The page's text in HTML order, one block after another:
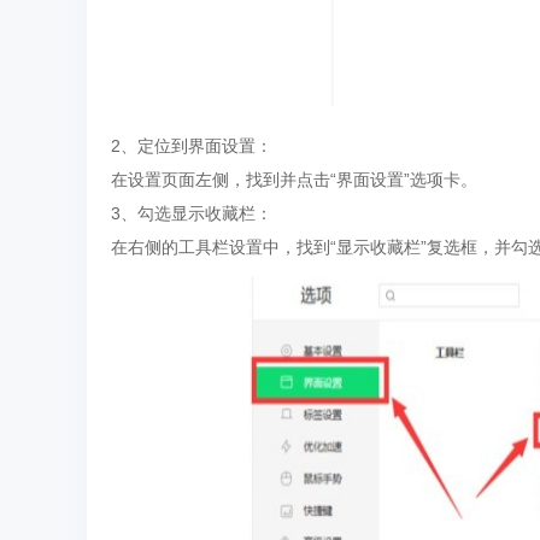
2、定位到界面设置：
在设置页面左侧，找到并点击“界面设置”选项卡。
3、勾选显示收藏栏：
在右侧的工具栏设置中，找到“显示收藏栏”复选框，并勾